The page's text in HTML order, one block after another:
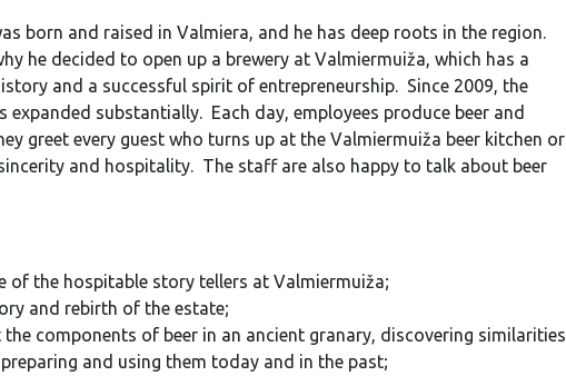
born and raised in Valmiera, and he has deep roots in the region.
he decided to open up a brewery at Valmiermuiža, which has a
and a successful spirit of entrepreneurship. Since 2009, the
expanded substantially. Each day, employees produce beer and
greet every guest who turns up at the Valmiermuiža beer kitchen or
and hospitality. The staff are also happy to talk about beer
of the hospitable story tellers at Valmiermuiža;
and rebirth of the estate;
components of beer in an ancient granary, discovering similarities
and using them today and in the past;